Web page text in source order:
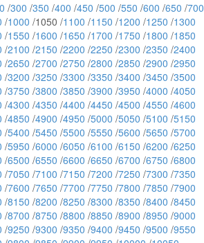
/300 /350 /400 /450 /500 /550 /600 /650 /700
/1000 /1050 /1100 /1150 /1200 /1250 /1300
/1550 /1600 /1650 /1700 /1750 /1800 /1850
/2100 /2150 /2200 /2250 /2300 /2350 /2400
/2650 /2700 /2750 /2800 /2850 /2900 /2950
/3200 /3250 /3300 /3350 /3400 /3450 /3500
/3750 /3800 /3850 /3900 /3950 /4000 /4050
/4300 /4350 /4400 /4450 /4500 /4550 /4600
/4850 /4900 /4950 /5000 /5050 /5100 /5150
/5400 /5450 /5500 /5550 /5600 /5650 /5700
/5950 /6000 /6050 /6100 /6150 /6200 /6250
/6500 /6550 /6600 /6650 /6700 /6750 /6800
/7050 /7100 /7150 /7200 /7250 /7300 /7350
/7600 /7650 /7700 /7750 /7800 /7850 /7900
/8150 /8200 /8250 /8300 /8350 /8400 /8450
/8700 /8750 /8800 /8850 /8900 /8950 /9000
/9250 /9300 /9350 /9400 /9450 /9500 /9550